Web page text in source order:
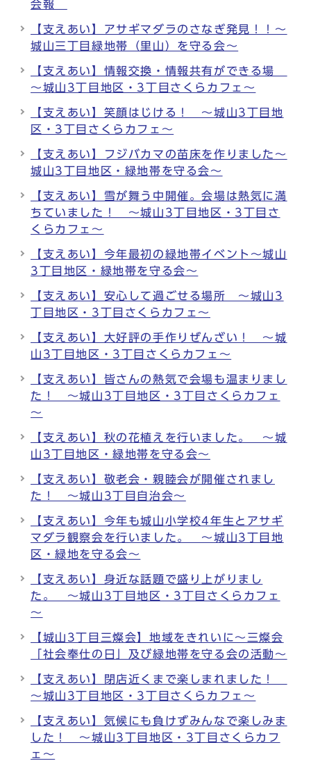
会報
【支えあい】アサギマダラのさなぎ発見！！～
城山三丁目緑地帯（里山）を守る会～
【支えあい】情報交換・情報共有ができる場
～城山3丁目地区・3丁目さくらカフェ～
【支えあい】笑顔はじける！ ～城山3丁目地
区・3丁目さくらカフェ～
【支えあい】フジバカマの苗床を作りました～
城山3丁目地区・緑地帯を守る会～
【支えあい】雪が舞う中開催。会場は熱気に満
ちていました！ ～城山3丁目地区・3丁目さ
くらカフェ～
【支えあい】今年最初の緑地帯イベント～城山
3丁目地区・緑地帯を守る会～
【支えあい】安心して過ごせる場所 ～城山3
丁目地区・3丁目さくらカフェ～
【支えあい】大好評の手作りぜんざい！ ～城
山3丁目地区・3丁目さくらカフェ〜
【支えあい】皆さんの熱気で会場も温まりまし
た！ ～城山3丁目地区・3丁目さくらカフェ
～
【支えあい】秋の花植えを行いました。 ～城
山3丁目地区・緑地帯を守る会～
【支えあい】敬老会・親睦会が開催されまし
た！ ～城山3丁目自治会～
【支えあい】今年も城山小学校4年生とアサギ
マダラ観察会を行いました。 ～城山3丁目地
区・緑地を守る会～
【支えあい】身近な話題で盛り上がりまし
た。 ～城山3丁目地区・3丁目さくらカフェ
～
【城山3丁目三燦会】地域をきれいに～三燦会
「社会奉仕の日」及び緑地帯を守る会の活動～
【支えあい】閉店近くまで楽しまれました！
～城山3丁目地区・3丁目さくらカフェ～
【支えあい】気候にも負けずみんなで楽しみま
した！ ～城山3丁目地区・3丁目さくらカフ
ェ～